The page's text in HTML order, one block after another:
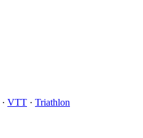
· VTT · Triathlon